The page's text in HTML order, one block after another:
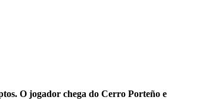
O jogador chega do Cerro Porteño e